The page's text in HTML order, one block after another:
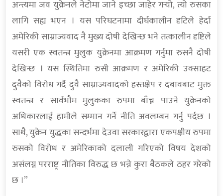
अन्त्यमा जव युक्रेनले नेटोमा जाने इच्छा जाहेर गर्‍यो, त्यो रुसका
लागि सह्य भएन । यस परिघटनामा दीर्घकालीन दृटिले हेर्दा
अमेरिकी साम्राज्यवाद नै मुख्य दोषी देखिन्छ भने तत्कालीन दृष्टिले
यसरी एक स्वतन्त्र मुलुक युक्रेनमा आक्रमण गर्नुमा रुसनै दोषी
देखिन्छ । यस स्थितिमा रुसी आक्रमण र अमेरिकी उक्साहट
दुवैको विरोध गर्दै दुवै साम्राज्यवादको हस्तक्षेप र दबावबाट मुक्त
स्वतन्त्र र सार्वभौम मुलुकका रुपमा बाँच्न पाउने युक्रेनको
अधिकारलाई हामीले सम्मान गर्ने नीति अवलम्बन गर्नु पर्दछ ।
साथै, युक्रेन युद्धका सन्दर्भमा देउवा सरकारद्वारा एकपक्षीय रुपमा
रुसको विरोध र अमेरिकाको दलाली गरिएको विषय देशको
असंलग्न परराष्ट्र नीतिका विरुद्ध छ भन्ने कुरा बैठकले ठहर गरेको
छ ।”